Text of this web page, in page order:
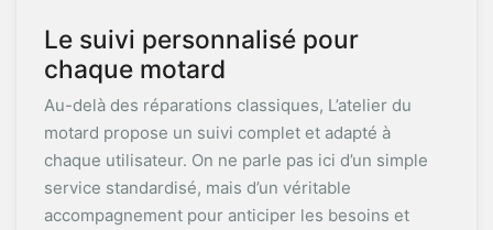
Le suivi personnalisé pour
chaque motard
Au-delà des réparations classiques, L’atelier du
motard propose un suivi complet et adapté à
chaque utilisateur. On ne parle pas ici d’un simple
service standardisé, mais d’un véritable
accompagnement pour anticiper les besoins et